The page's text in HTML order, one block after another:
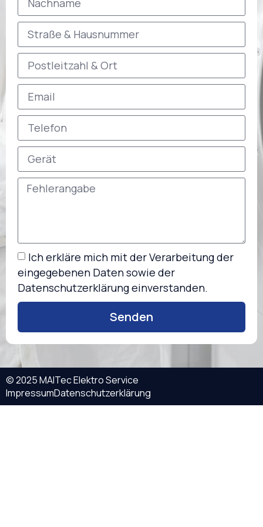
Ich erkläre mich mit der Verarbeitung der
eingegebenen Daten sowie der
Datenschutzerklärung einverstanden.
Senden
© 2025 MAITec Elektro Service
ImpressumDatenschutzerklärung